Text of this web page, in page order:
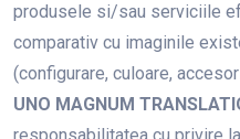
produsele si/sau serviciile
comparativ cu imaginile
(configurare, culoare,
UNO MAGNUM